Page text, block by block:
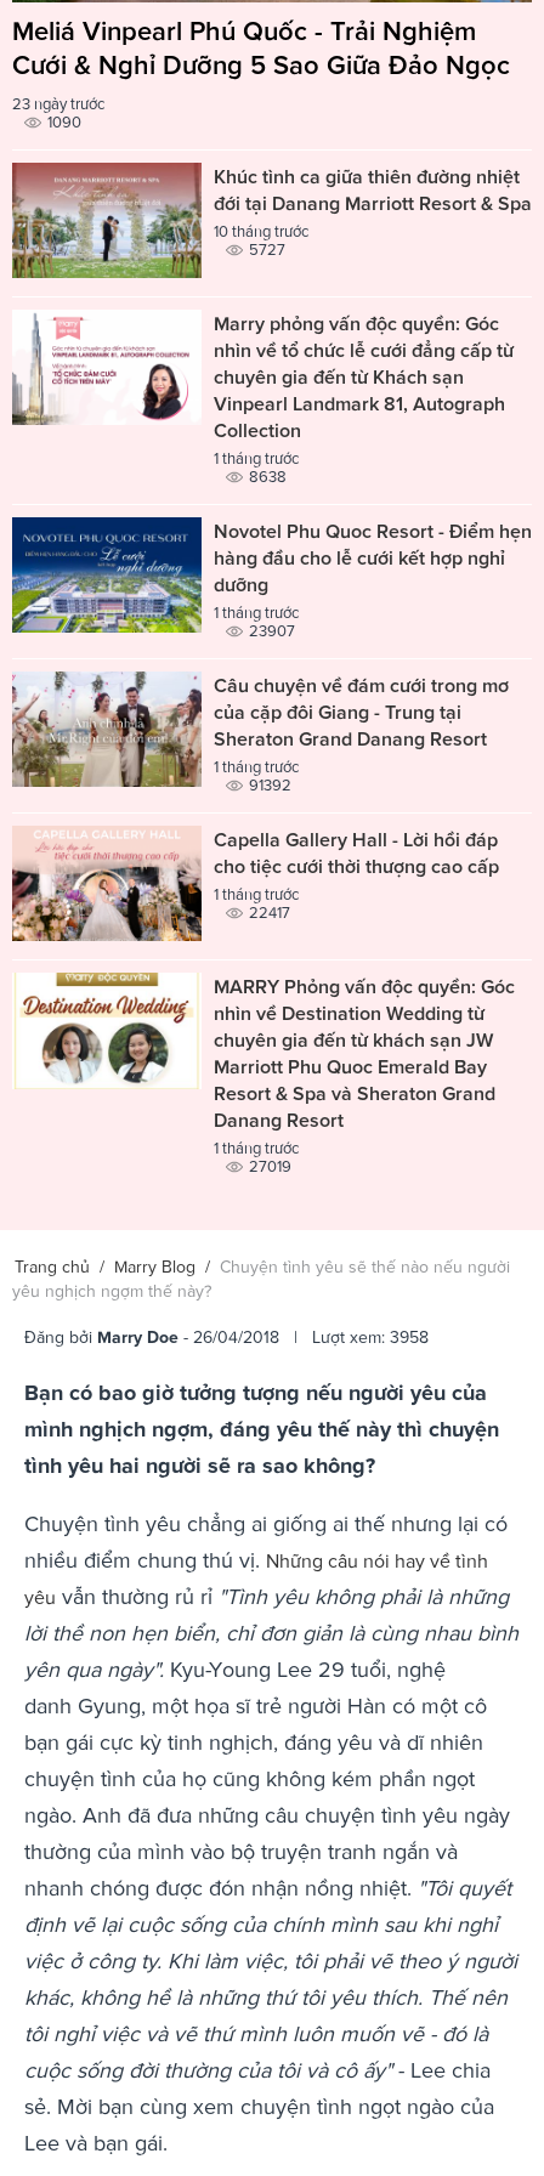
Meliá Vinpearl Phú Quốc - Trải Nghiệm
Cưới & Nghỉ Dưỡng 5 Sao Giữa Đảo Ngọc
23 ngày trước
1090
Khúc tình ca giữa thiên đường nhiệt
đới tại Danang Marriott Resort & Spa
10 tháng trước
5727
Marry phỏng vấn độc quyền: Góc
nhìn về tổ chức lễ cưới đẳng cấp từ
chuyên gia đến từ Khách sạn
Vinpearl Landmark 81, Autograph
Collection
1 tháng trước
8638
Novotel Phu Quoc Resort - Điểm hẹn
hàng đầu cho lễ cưới kết hợp nghỉ
dưỡng
1 tháng trước
23907
Câu chuyện về đám cưới trong mơ
của cặp đôi Giang - Trung tại
Sheraton Grand Danang Resort
1 tháng trước
91392
Capella Gallery Hall - Lời hồi đáp
cho tiệc cưới thời thượng cao cấp
1 tháng trước
22417
MARRY Phỏng vấn độc quyền: Góc
nhìn về Destination Wedding từ
chuyên gia đến từ khách sạn JW
Marriott Phu Quoc Emerald Bay
Resort & Spa và Sheraton Grand
Danang Resort
1 tháng trước
27019
Trang chủ / Marry Blog / Chuyện tình yêu sẽ thế nào nếu người
yêu nghịch ngợm thế này?
Đăng bởi Marry Doe - 26/04/2018 | Lượt xem: 3958
Bạn có bao giờ tưởng tượng nếu người yêu của
mình nghịch ngợm, đáng yêu thế này thì chuyện
tình yêu hai người sẽ ra sao không?
Chuyện tình yêu chẳng ai giống ai thế nhưng lại có
nhiều điểm chung thú vị. Những câu nói hay về tình
yêu vẫn thường rủ rỉ "Tình yêu không phải là những
lời thề non hẹn biển, chỉ đơn giản là cùng nhau bình
yên qua ngày". Kyu-Young Lee 29 tuổi, nghệ
danh Gyung, một họa sĩ trẻ người Hàn có một cô
bạn gái cực kỳ tinh nghịch, đáng yêu và dĩ nhiên
chuyện tình của họ cũng không kém phần ngọt
ngào. Anh đã đưa những câu chuyện tình yêu ngày
thường của mình vào bộ truyện tranh ngắn và
nhanh chóng được đón nhận nồng nhiệt. "Tôi quyết
định vẽ lại cuộc sống của chính mình sau khi nghỉ
việc ở công ty. Khi làm việc, tôi phải vẽ theo ý người
khác, không hề là những thứ tôi yêu thích. Thế nên
tôi nghỉ việc và vẽ thứ mình luôn muốn vẽ - đó là
cuộc sống đời thường của tôi và cô ấy"- Lee chia
sẻ. Mời bạn cùng xem chuyện tình ngọt ngào của
Lee và bạn gái.